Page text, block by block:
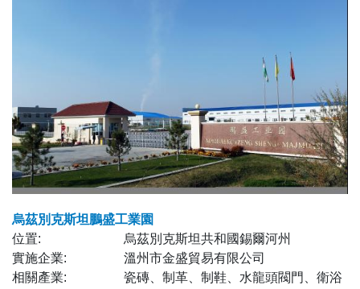
烏茲別克斯坦鵬盛工業園
位置:
烏茲別克斯坦共和國錫爾河州
實施企業:
溫州市金盛貿易有限公司
相關產業:
瓷磚、制革、制鞋、水龍頭閥門、衛浴